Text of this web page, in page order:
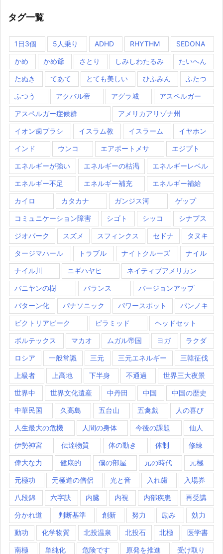
タグ一覧
1日3個 5人乗り ADHD RHYTHM SEDONA
かめ かめ爺 さとり しみしわたるみ たいへん
たぬき てあて とても美しい ひふみん ふたつ
ふつう アクバル帝 アグラ城 アスペルガー
アスペルガー症候群 アメリカアリゾナ州
イオン歯ブラシ イスラム教 イスラーム イヤホン
インド ウンコ エアポートメサ エジプト
エネルギーが強い エネルギーの枯渇 エネルギーレベル
エネルギー不足 エネルギー補充 エネルギー補給
カイロ カタカナ ガンジス河 ゲップ
コミュニケーション障害 シゴト シッコ シナプス
ジオパーク スズメ スフィンクス セドナ タヌキ
タージマハール トラブル ナイトクルーズ ナイル
ナイル川 ニギハヤヒ ネイティブアメリカン
バニヤンの樹 バランス バージョンアップ
パターン化 パナソニック パワースポット パンノキ
ビクトリアピーク ピラミッド ヘッドセット
ボルテックス マカオ ムガル帝国 ヨガ ラクダ
ロシア 一般常識 三元 三元エネルギー 三韓征伐
上級者 上高地 下半身 不通過 世界三大夜景
世界中 世界文化遺産 中丹田 中国 中国の歴史
中華民国 久高島 五台山 五禽戯 人の喜び
人生最大の危機 人間の身体 今後の課題 仙人
伊勢神宮 伝達物質 体の動き 体制 修練
偉大な力 健康的 僕の部屋 元の時代 元極
元極功 元極道の僧侶 光と音 入れ歯 入場券
八段錦 六字訣 内臓 内視 内部疾患 再受講
分かれ道 判断基準 創新 努力 励み 効力
動功 化学物質 北投温泉 北投石 北極 医学書
南極 単純化 危険です 原発を推進 受け取り